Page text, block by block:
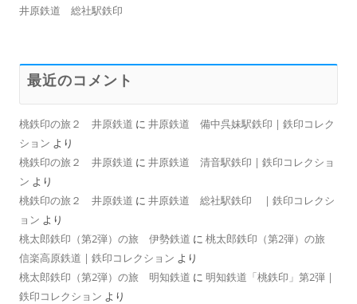
井原鉄道 総社駅鉄印
最近のコメント
桃鉄印の旅２ 井原鉄道 に 井原鉄道 備中呉妹駅鉄印 | 鉄印コレク
ション より
桃鉄印の旅２ 井原鉄道 に 井原鉄道 清音駅鉄印 | 鉄印コレクショ
ン より
桃鉄印の旅２ 井原鉄道 に 井原鉄道 総社駅鉄印 | 鉄印コレクシ
ョン より
桃太郎鉄印（第2弾）の旅 伊勢鉄道 に 桃太郎鉄印（第2弾）の旅
信楽高原鉄道 | 鉄印コレクション より
桃太郎鉄印（第2弾）の旅 明知鉄道 に 明知鉄道「桃鉄印」第2弾 |
鉄印コレクション より